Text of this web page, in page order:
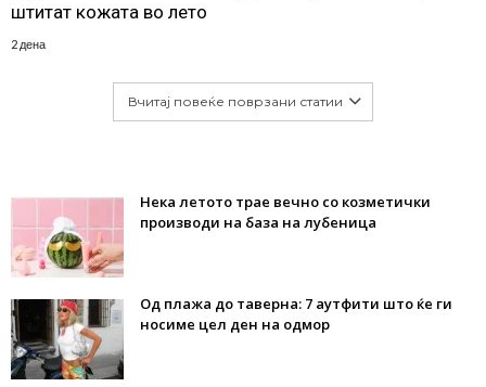
штитат кожата во лето
2 дена
Вчитај повеќе поврзани статии
Нека летото трае вечно со козметички
производи на база на лубеница
Од плажа до таверна: 7 аутфити што ќе ги
носиме цел ден на одмор